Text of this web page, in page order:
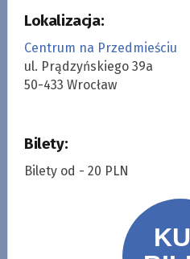
Lokalizacja:
Centrum na Przedmieściu
ul. Prądzyńskiego 39a
50-433 Wrocław
Bilety:
Bilety od - 20 PLN